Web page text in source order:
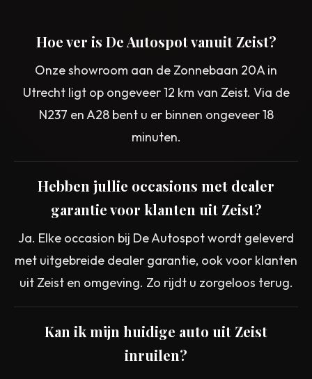
Hoe ver is De Autospot vanuit Zeist?
Onze showroom aan de Zonnebaan 20A in
Utrecht ligt op ongeveer 12 km van Zeist. Via de
N237 en A28 bent u er binnen ongeveer 18
minuten.
Hebben jullie occasions met dealer
garantie voor klanten uit Zeist?
Ja. Elke occasion bij De Autospot wordt geleverd
met uitgebreide dealer garantie, ook voor klanten
uit Zeist en omgeving. Zo rijdt u zorgeloos terug.
Kan ik mijn huidige auto uit Zeist
inruilen?